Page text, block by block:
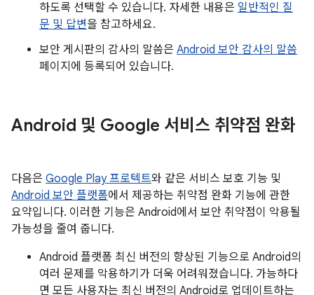
하도록 선택할 수 있습니다. 자세한 내용은 일반적인 질
문 및 답변을 참고하세요.
보안 게시판의 감사의 말씀은 Android 보안 감사의 말씀
페이지에 등록되어 있습니다.
Android 및 Google 서비스 취약점 완화
다음은 Google Play 프로텍트와 같은 서비스 보호 기능 및
Android 보안 플랫폼에서 제공하는 취약점 완화 기능에 관한
요약입니다. 이러한 기능은 Android에서 보안 취약점이 악용될
가능성을 줄여 줍니다.
Android 플랫폼 최신 버전의 향상된 기능으로 Android의
여러 문제를 악용하기가 더욱 어려워졌습니다. 가능하다
면 모든 사용자는 최신 버전의 Android로 업데이트하는